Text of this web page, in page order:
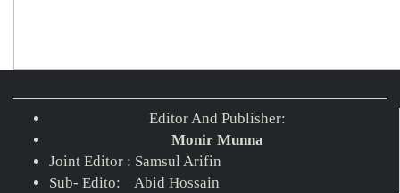
Editor And Publisher:
Monir Munna
Joint Editor : Samsul Arifin
Sub- Edito: Abid Hossain